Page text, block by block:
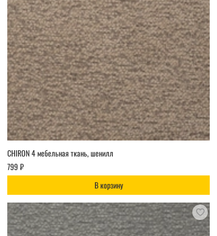
CHIRON 4 мебельная ткань, шенилл
799 ₽
В корзину